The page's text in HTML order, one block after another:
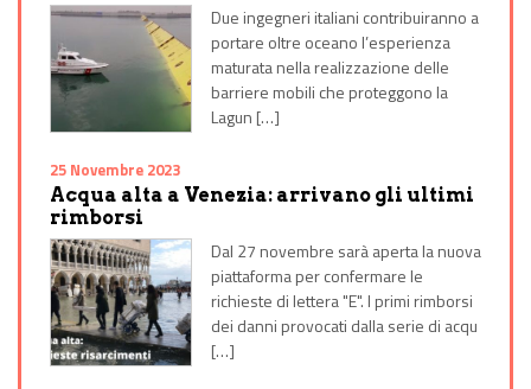
Due ingegneri italiani contribuiranno a
portare oltre oceano l’esperienza
maturata nella realizzazione delle
barriere mobili che proteggono la
Lagun […]
25 Novembre 2023
Acqua alta a Venezia: arrivano gli ultimi
rimborsi
Dal 27 novembre sarà aperta la nuova
piattaforma per confermare le
richieste di lettera "E". I primi rimborsi
dei danni provocati dalla serie di acqu
[…]